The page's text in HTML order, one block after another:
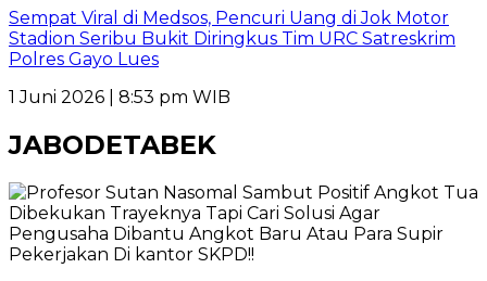
Sempat Viral di Medsos, Pencuri Uang di Jok Motor
Stadion Seribu Bukit Diringkus Tim URC Satreskrim
Polres Gayo Lues
1 Juni 2026 | 8:53 pm WIB
JABODETABEK